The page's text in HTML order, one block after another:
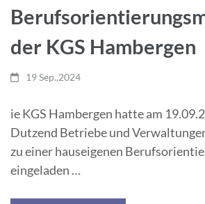
der KGS Hambergen
19 Sep.,2024
ie KGS Hambergen hatte am
Dutzend Betriebe und
zu einer hauseigenen
eingeladen …